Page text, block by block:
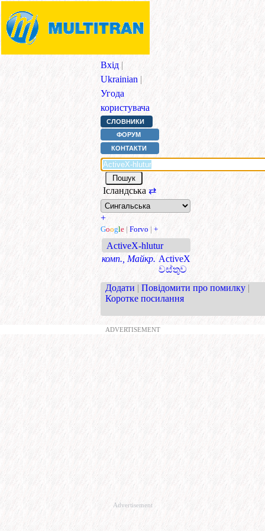
Вхід |
Ukrainian |
Угода
користувача
СЛОВНИКИ
ФОРУМ
КОНТАКТИ
Ісландська ⇄
+
Google | Forvo | +
ActiveX-hlutur
комп., Майкр. ActiveX
වස්තුව
Додати | Повідомити про помилку |
Коротке посилання
ADVERTISEMENT
Advertisement